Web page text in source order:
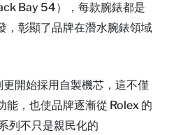
Bay 54），每款腕錶都是
，彰顯了品牌在潛水腕錶領域
開始採用自製機芯，這不僅
能，也使品牌逐漸從 Rolex 的
列不只是親民化的